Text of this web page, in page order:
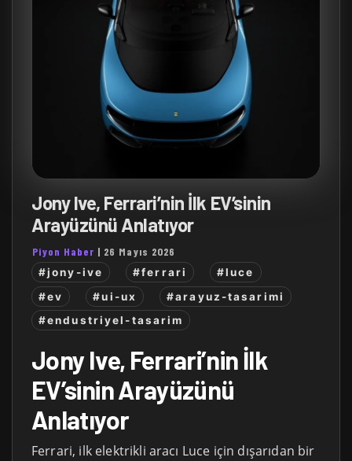
Jony Ive, Ferrari’nin İlk EV’sinin
Arayüzünü Anlatıyor
Piyon Haber | 26 Mayıs 2026
#jony-ive #ferrari
#luce
#ev
#ui-ux
#arayuz-tasarimi
#endustriyel-tasarim
Jony Ive, Ferrari’nin İlk
EV’sinin Arayüzünü
Anlatıyor
Ferrari, ilk elektrikli aracı Luce için dışarıdan bir